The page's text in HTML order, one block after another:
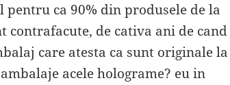
ca 90% din produsele de la
de cativa ani de cand
care atesta ca sunt originale la
acele holograme? eu in